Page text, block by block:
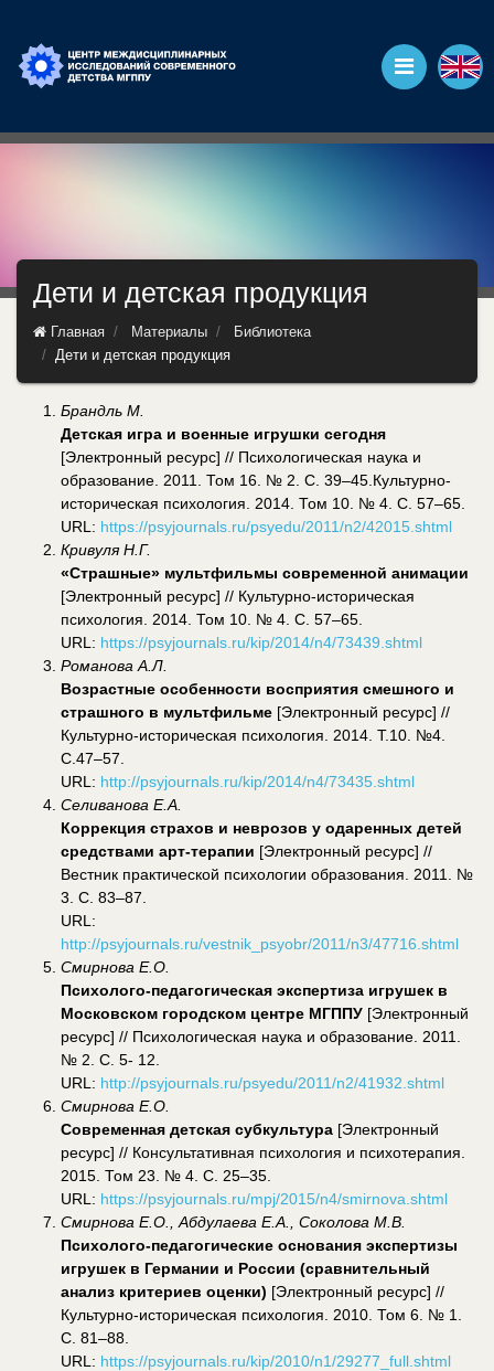
Дети и детская продукция
Главная Материалы
Библиотека
Дети и детская продукция
Брандль М.
Детская игра и военные игрушки сегодня
[Электронный ресурс] // Психологическая наука и
образование. 2011. Том 16. № 2. С. 39–45.Культурно-
историческая психология. 2014. Том 10. № 4. С. 57–65.
URL: https://psyjournals.ru/psyedu/2011/n2/42015.shtml
Кривуля Н.Г.
«Страшные» мультфильмы современной анимации
[Электронный ресурс] // Культурно-историческая
психология. 2014. Том 10. № 4. С. 57–65.
URL: https://psyjournals.ru/kip/2014/n4/73439.shtml
Романова А.Л.
Возрастные особенности восприятия смешного и
страшного в мультфильме [Электронный ресурс] //
Культурно-историческая психология. 2014. Т.10. №4.
С.47–57.
URL: http://psyjournals.ru/kip/2014/n4/73435.shtml
Селиванова Е.А.
Коррекция страхов и неврозов у одаренных детей
средствами арт-терапии [Электронный ресурс] //
Вестник практической психологии образования. 2011. №
3. С. 83–87.
URL:
http://psyjournals.ru/vestnik_psyobr/2011/n3/47716.shtml
Смирнова Е.О.
Психолого-педагогическая экспертиза игрушек в
Московском городском центре МГППУ [Электронный
ресурс] // Психологическая наука и образование. 2011.
№ 2. С. 5- 12.
URL: http://psyjournals.ru/psyedu/2011/n2/41932.shtml
Смирнова Е.О.
Современная детская субкультура [Электронный
ресурс] // Консультативная психология и психотерапия.
2015. Том 23. № 4. С. 25–35.
URL: https://psyjournals.ru/mpj/2015/n4/smirnova.shtml
Смирнова Е.О., Абдулаева Е.А., Соколова М.В.
Психолого-педагогические основания экспертизы
игрушек в Германии и России (сравнительный
анализ критериев оценки) [Электронный ресурс] //
Культурно-историческая психология. 2010. Том 6. № 1.
С. 81–88.
URL: https://psyjournals.ru/kip/2010/n1/29277_full.shtml